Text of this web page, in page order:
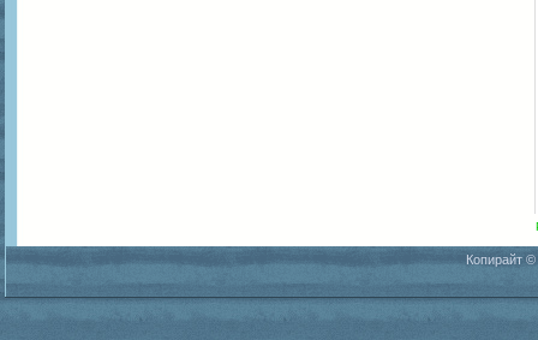
Копирайт